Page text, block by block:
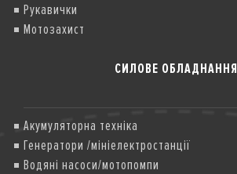
Рукавички
Мотозахист
СИЛОВЕ ОБЛАДНАННЯ
Акумуляторна техніка
Генератори /мініелектростанції
Водяні насоси/мотопомпи